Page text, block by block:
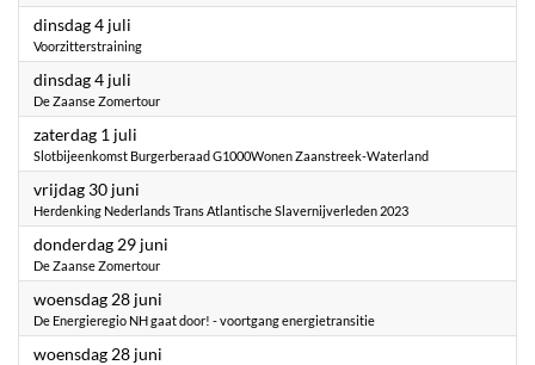
dinsdag 4 juli
Voorzitterstraining
dinsdag 4 juli
De Zaanse Zomertour
zaterdag 1 juli
Slotbijeenkomst Burgerberaad G1000Wonen Zaanstreek-Waterland
vrijdag 30 juni
Herdenking Nederlands Trans Atlantische Slavernijverleden 2023
donderdag 29 juni
De Zaanse Zomertour
woensdag 28 juni
De Energieregio NH gaat door! - voortgang energietransitie
woensdag 28 juni